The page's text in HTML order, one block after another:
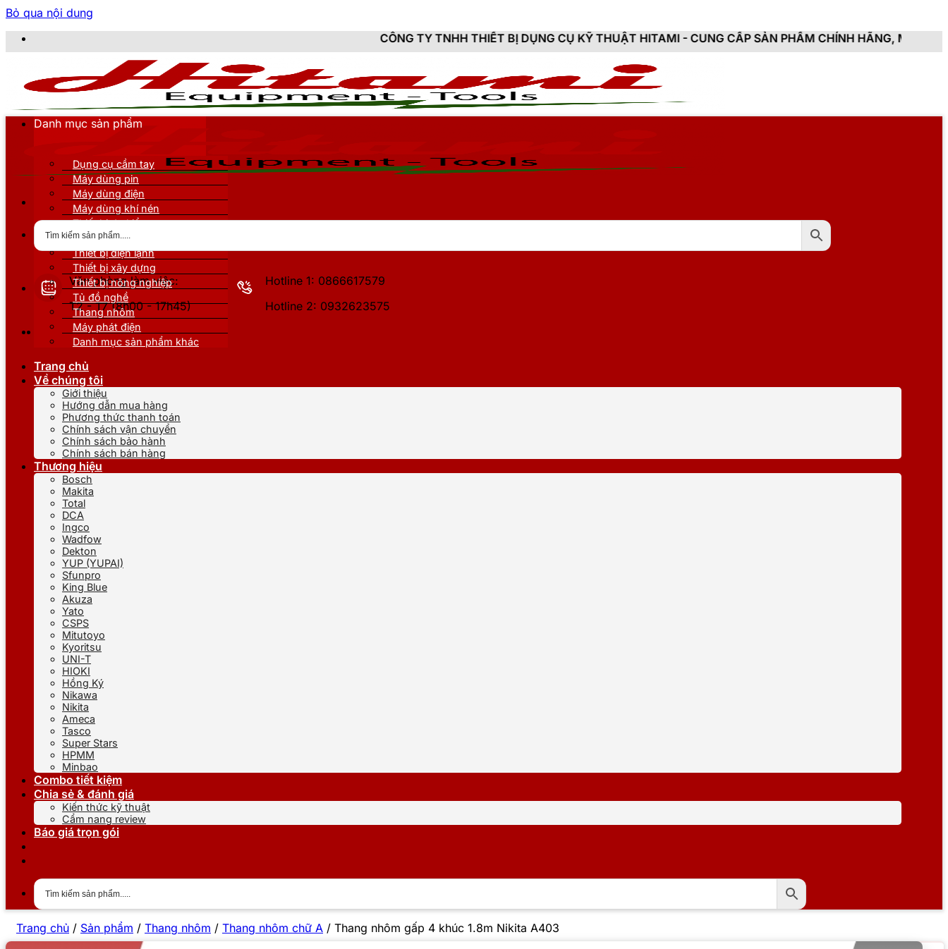
Bỏ qua nội dung
CÔNG TY TNHH THIẾT BỊ DỤNG CỤ KỸ THUẬT HITAMI - CUNG CẤP SẢN PHẨM CHÍNH HÃNG, MỚI 100%, ĐẦY ĐỦ
Văn phòng làm việc:
T2 - T7 (8h00 - 17h45)
Hotline 1: 0866617579
Hotline 2: 0932623575
Danh mục sản phẩm
Dụng cụ cầm tay
Máy dùng pin
Máy dùng điện
Máy dùng khí nén
Thiết bị đo kiểm
Thiết bị nâng đỡ
Thiết bị điện lạnh
Thiết bị xây dựng
Thiết bị nông nghiệp
Tủ đồ nghề
Thang nhôm
Máy phát điện
Danh mục sản phẩm khác
Trang chủ
Về chúng tôi
Giới thiệu
Hướng dẫn mua hàng
Phương thức thanh toán
Chính sách vận chuyển
Chính sách bảo hành
Chính sách bán hàng
Thương hiệu
Bosch
Makita
Total
DCA
Ingco
Wadfow
Dekton
YUP (YUPAI)
Sfunpro
King Blue
Akuza
Yato
CSPS
Mitutoyo
Kyoritsu
UNI-T
HIOKI
Hồng Ký
Nikawa
Nikita
Ameca
Tasco
Super Stars
HPMM
Minbao
Combo tiết kiệm
Chia sẻ & đánh giá
Kiến thức kỹ thuật
Cẩm nang review
Báo giá trọn gói
Trang chủ / Sản phẩm / Thang nhôm / Thang nhôm chữ A / Thang nhôm gấp 4 khúc 1.8m Nikita A403